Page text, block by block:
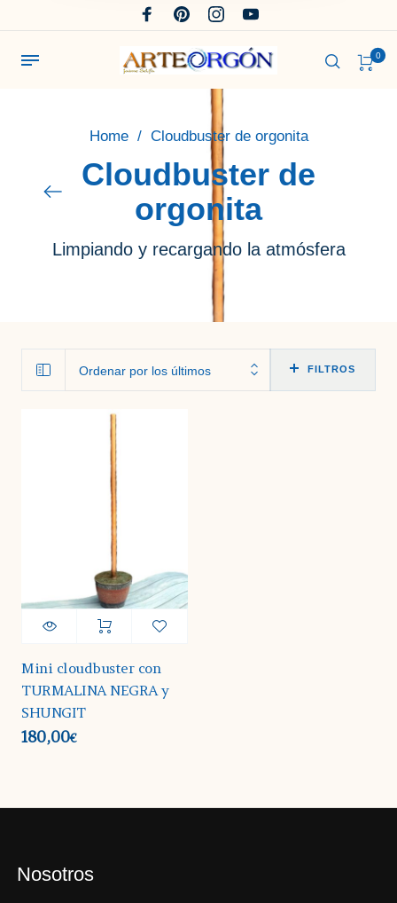
0
Home / Cloudbuster de orgonita
Cloudbuster de
orgonita
Limpiando y recargando la atmósfera
Ordenar por los últimos FILTROS
Mini cloudbuster con
TURMALINA NEGRA y
SHUNGIT
180,00€
Nosotros